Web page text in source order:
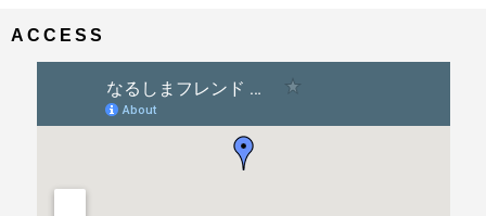
ゲACCESS